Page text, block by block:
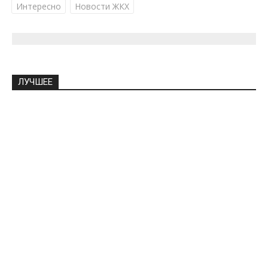
Интересно Новости ЖКХ
ЛУЧШЕЕ